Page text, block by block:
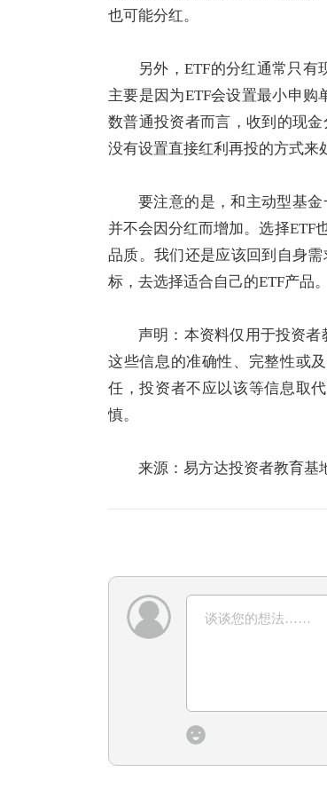
也可能分红。
另外，ETF的分红通常只
主要是因为ETF会设置最小申
数普通投资者而言，收到的现
没有设置直接红利再投的方式来
要注意的是，和主动型基
并不会因分红而增加。选择ETF
品质。我们还是应该回到自身
标，去选择适合自己的ETF产品。
声明：本资料仅用于投资
这些信息的准确性、完整性或
任，投资者不应以该等信息取
慎。
来源：易方达投资者教育基